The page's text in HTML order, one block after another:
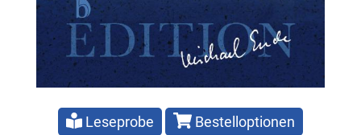
Leseprobe Bestelloptionen